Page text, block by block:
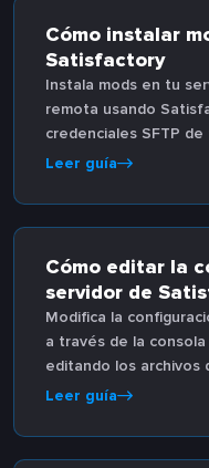
Cómo instalar
Satisfactory
Instala mods en tu
remota usando
credenciales SFTP
Leer guía
Cómo editar la
servidor de
Modifica la
a través de la
editando los archivos
Manager.
Leer guía